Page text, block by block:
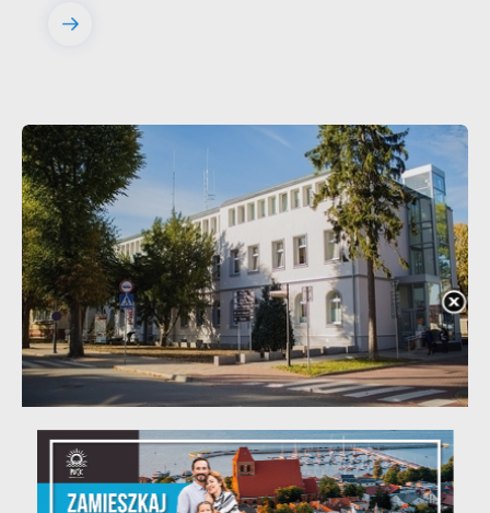
20 - 08 - 2026
Teatralne lato - Zdrowo i